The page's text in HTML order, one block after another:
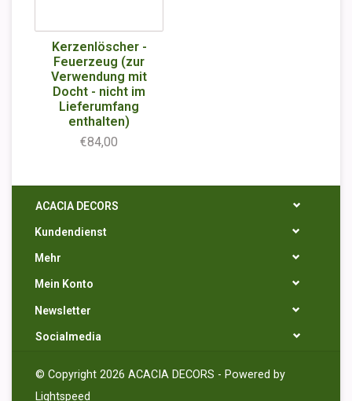
Kerzenlöscher -
Feuerzeug (zur
Verwendung mit
Docht - nicht im
Lieferumfang
enthalten)
€84,00
ACACIA DECORS
Kundendienst
Mehr
Mein Konto
Newsletter
Socialmedia
© Copyright 2026 ACACIA DECORS - Powered by
Lightspeed